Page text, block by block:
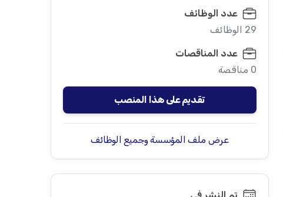
عدد الوظائف
29 الوظائف
عدد المناقصات
0 مناقصة
تقديم على هذا المنصب
عرض ملف المؤسسة وجميع الوظائف